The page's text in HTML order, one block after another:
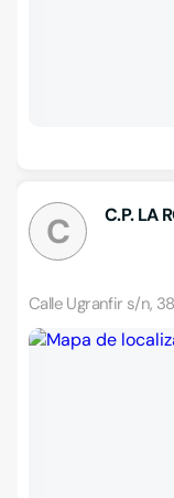
C C.P. LA
Calle Ugranfir s/n,